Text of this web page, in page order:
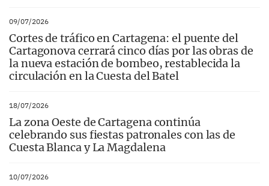
09/07/2026
Cortes de tráfico en Cartagena: el puente del
Cartagonova cerrará cinco días por las obras de
la nueva estación de bombeo, restablecida la
circulación en la Cuesta del Batel
18/07/2026
La zona Oeste de Cartagena continúa
celebrando sus fiestas patronales con las de
Cuesta Blanca y La Magdalena
10/07/2026